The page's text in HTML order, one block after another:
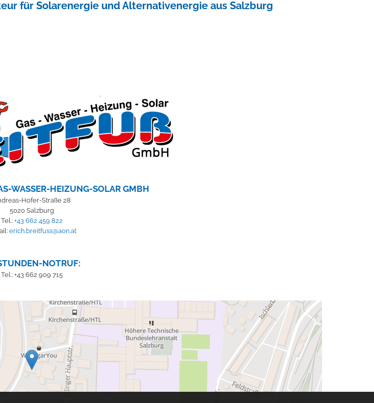
für Solarenergie und Alternativenergie aus Salzburg
WASSER-HEIZUNG-SOLAR GMBH
Hofer-Straße 28
5020 Salzburg
Tel.: +43 662 459 822
erich.breitfuss@aon.at
NOTRUF:
Tel.: +43 662 909 715